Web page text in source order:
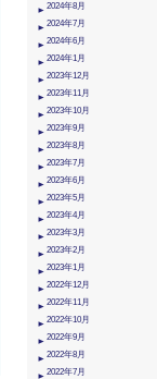
2024年8月
2024年7月
2024年6月
2024年1月
2023年12月
2023年11月
2023年10月
2023年9月
2023年8月
2023年7月
2023年6月
2023年5月
2023年4月
2023年3月
2023年2月
2023年1月
2022年12月
2022年11月
2022年10月
2022年9月
2022年8月
2022年7月